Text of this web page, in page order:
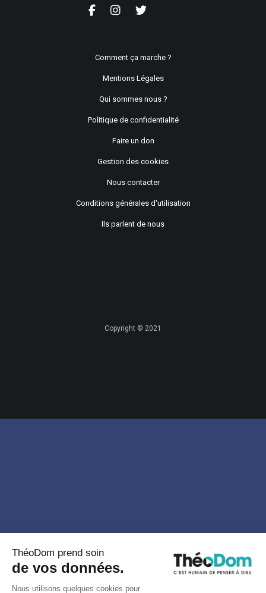
Comment ça marche ?
Mentions Légales
Qui sommes nous ?
Politique de confidentialité
Faire un don
Gestion des cookies
Nous contacter
Conditions générales d'utilisation
Ils parlent de nous
Copyright © 2021
ThéoDom prend soin
de vos données.
Nous utilisons quelques cookies pour